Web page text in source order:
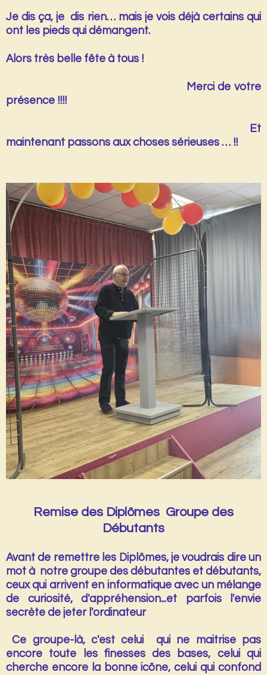
Je dis ça, je dis rien… mais je vois déjà certains qui
ont les pieds qui démangent.
Alors très belle fête à tous !
Merci de votre
présence !!!!
Et
maintenant passons aux choses sérieuses … !!
Remise des Diplômes Groupe des
Débutants
Avant de remettre les Diplômes, je voudrais dire un
mot à notre groupe des débutantes et débutants,
ceux qui arrivent en informatique avec un mélange
de curiosité, d'appréhension...et parfois l'envie
secrète de jeter l'ordinateur
Ce groupe-là, c'est celui qui ne maitrise pas
encore toute les finesses des bases, celui qui
cherche encore la bonne icône, celui qui confond